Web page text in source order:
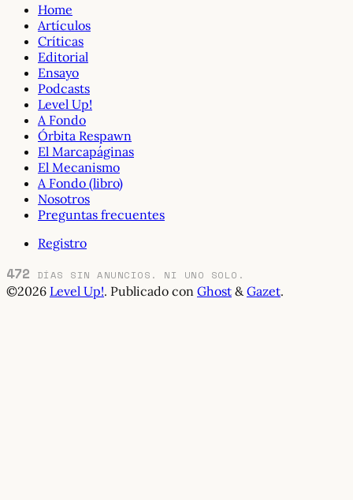
Home
Artículos
Críticas
Editorial
Ensayo
Podcasts
Level Up!
A Fondo
Órbita Respawn
El Marcapáginas
El Mecanismo
A Fondo (libro)
Nosotros
Preguntas frecuentes
Registro
472 DÍAS SIN ANUNCIOS. NI UNO SOLO.
©2026 Level Up!. Publicado con Ghost & Gazet.